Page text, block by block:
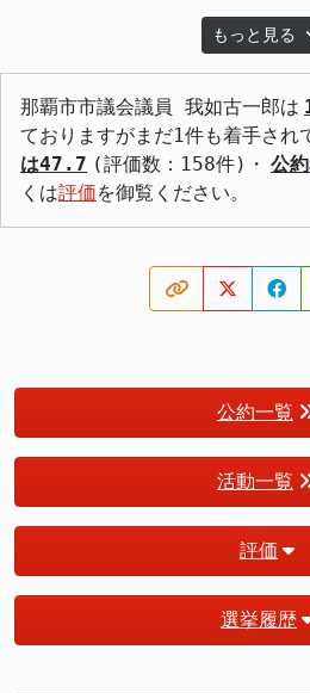
もっと見る
那覇市市議会議員 我如古一郎は
ておりますがまだ1件も着手され
は47.7 (評価数：158件)・ 公
くは評価を御覧ください。
公約一覧
活動一覧
評価
選挙履歴